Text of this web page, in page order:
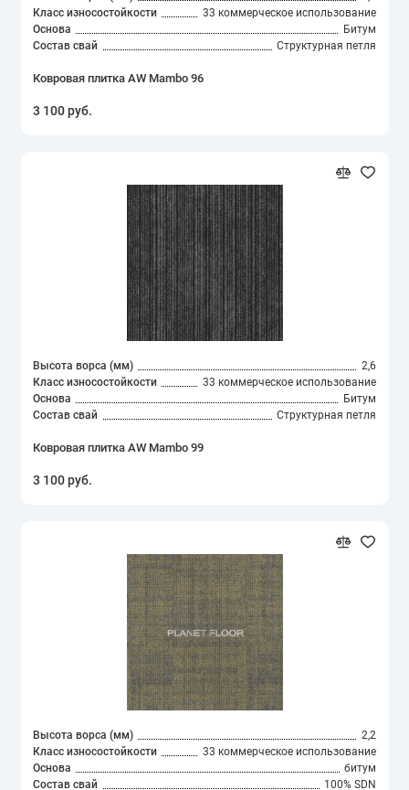
Класс износостойкости
33 коммерческое использование
Основа
Битум
Состав свай
Структурная петля
Ковровая плитка AW Mambo 96
3 100 руб.
Высота ворса (мм)
2,6
Класс износостойкости
33 коммерческое использование
Основа
Битум
Состав свай
Структурная петля
Ковровая плитка AW Mambo 99
3 100 руб.
Высота ворса (мм)
2,2
Класс износостойкости
33 коммерческое использование
Основа
битум
Состав свай
100% SDN